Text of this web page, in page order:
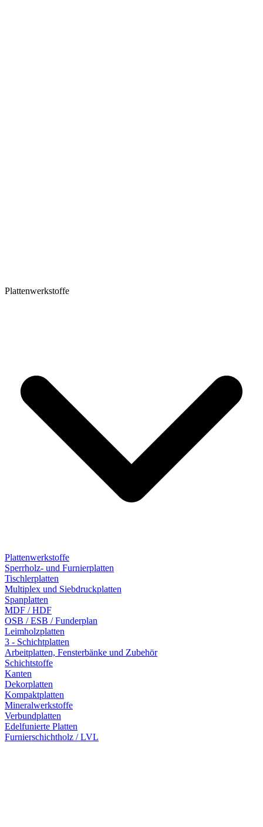
Plattenwerkstoffe
Plattenwerkstoffe
Sperrholz- und Furnierplatten
Tischlerplatten
Multiplex und Siebdruckplatten
Spanplatten
MDF / HDF
OSB / ESB / Funderplan
Leimholzplatten
3 - Schichtplatten
Arbeitplatten, Fensterbänke und Zubehör
Schichtstoffe
Kanten
Dekorplatten
Kompaktplatten
Mineralwerkstoffe
Verbundplatten
Edelfunierte Platten
Furnierschichtholz / LVL